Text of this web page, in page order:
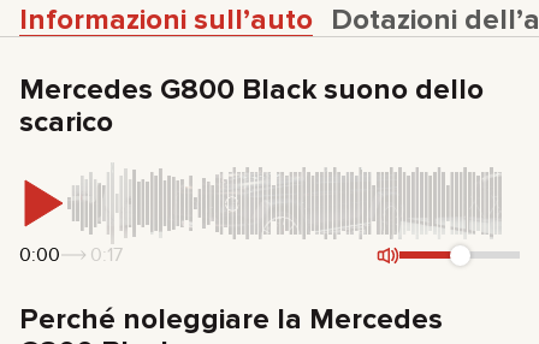
Informazioni sull’auto Dotazioni
Mercedes G800 Black suono dello
scarico
0:00 0:17
Perché noleggiare la Mercedes